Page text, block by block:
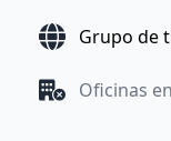
Grupo de
Oficinas